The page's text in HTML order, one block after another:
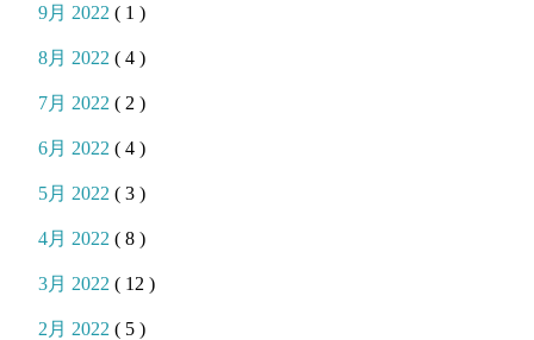
9月 2022( 1 )
8月 2022( 4 )
7月 2022( 2 )
6月 2022( 4 )
5月 2022( 3 )
4月 2022( 8 )
3月 2022( 12 )
2月 2022( 5 )